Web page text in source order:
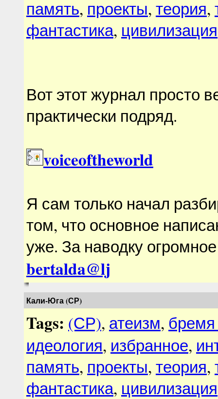
память, проекты, теория,
фантастика, цивилизация
Вот этот журнал просто
практически подряд.
voiceoftheworld
Я сам только начал
том, что основное
уже. За наводку
bertalda@lj
Кали-Юга (СР)
Tags: (СР), атеизм,
идеология, избранное,
память, проекты, теория,
фантастика, цивилизация